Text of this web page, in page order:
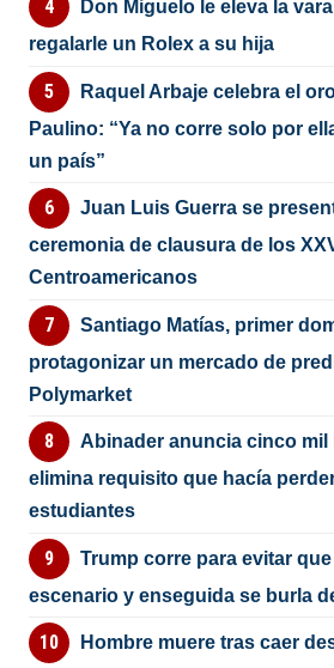
Don Miguelo le eleva la
regalarle un Rolex a su hija
Raquel Arbaje celebra el
Paulino: “Ya no corre solo por
un país”
Juan Luis Guerra se
ceremonia de clausura de los
Centroamericanos
Santiago Matías, primer
protagonizar un mercado de
Polymarket
Abinader anuncia cinco mil
elimina requisito que hacía
estudiantes
Trump corre para evitar
escenario y enseguida se burla
Hombre muere tras caer